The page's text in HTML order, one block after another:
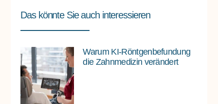
Das könnte Sie auch interessieren
Warum KI-Röntgenbefundung
die Zahnmedizin verändert